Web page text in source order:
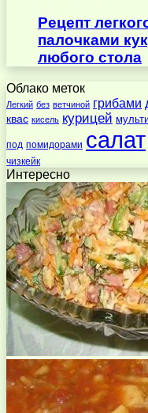
Рецепт
палочками
любого стола
Облако меток
Легкий без ветчиной грибами
квас кисель курицей
под помидорами салат
чизкейк
Интересно